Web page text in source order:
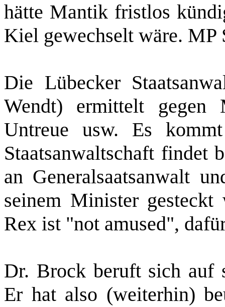
hätte Mantik fristlos
Kiel gewechselt wäre.
Die Lübecker
Wendt) ermittelt gegen
Untreue usw. Es
Staatsanwaltschaft findet
an Generalsaatsanwalt
seinem Minister gesteckt
Rex ist "not amused",
Dr. Brock beruft sich auf
Er hat also (weiterhin)